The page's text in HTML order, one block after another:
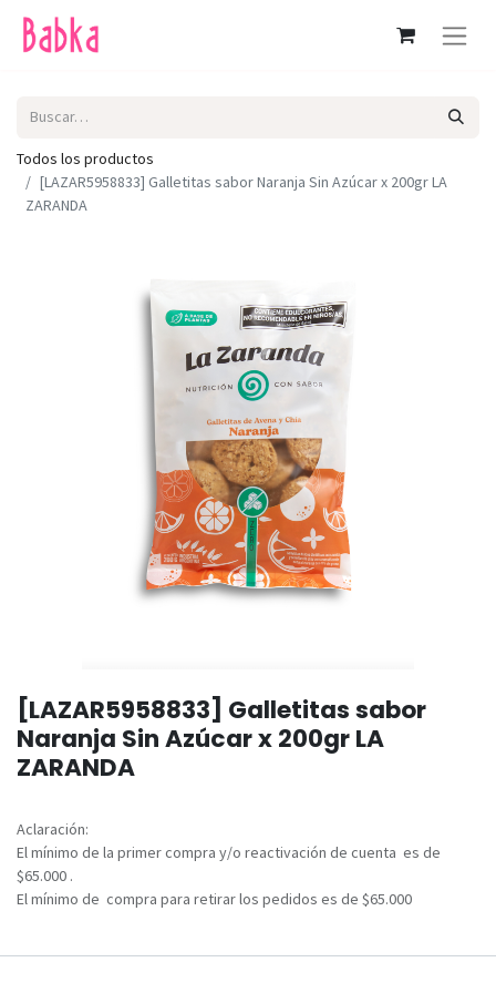
Todos los productos
[LAZAR5958833] Galletitas sabor Naranja Sin Azúcar x 200gr LA
ZARANDA
[LAZAR5958833] Galletitas sabor
Naranja Sin Azúcar x 200gr LA
ZARANDA
Aclaración:
El mínimo de la primer compra y/o reactivación de cuenta es de
$65.000 .
El mínimo de compra para retirar los pedidos es de $65.000